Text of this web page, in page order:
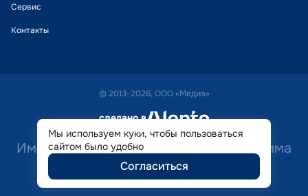
Сервис
Контакты
© 2013-2026, ООО «Медиа»
сделано в alente
Имеются противопоказания. Необходима
консультация специалиста.
Мы используем куки, чтобы пользоваться
сайтом было удобно
Согласиться